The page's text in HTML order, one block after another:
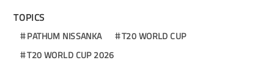
TOPICS
PATHUM NISSANKA
T20 WORLD CUP
T20 WORLD CUP 2026